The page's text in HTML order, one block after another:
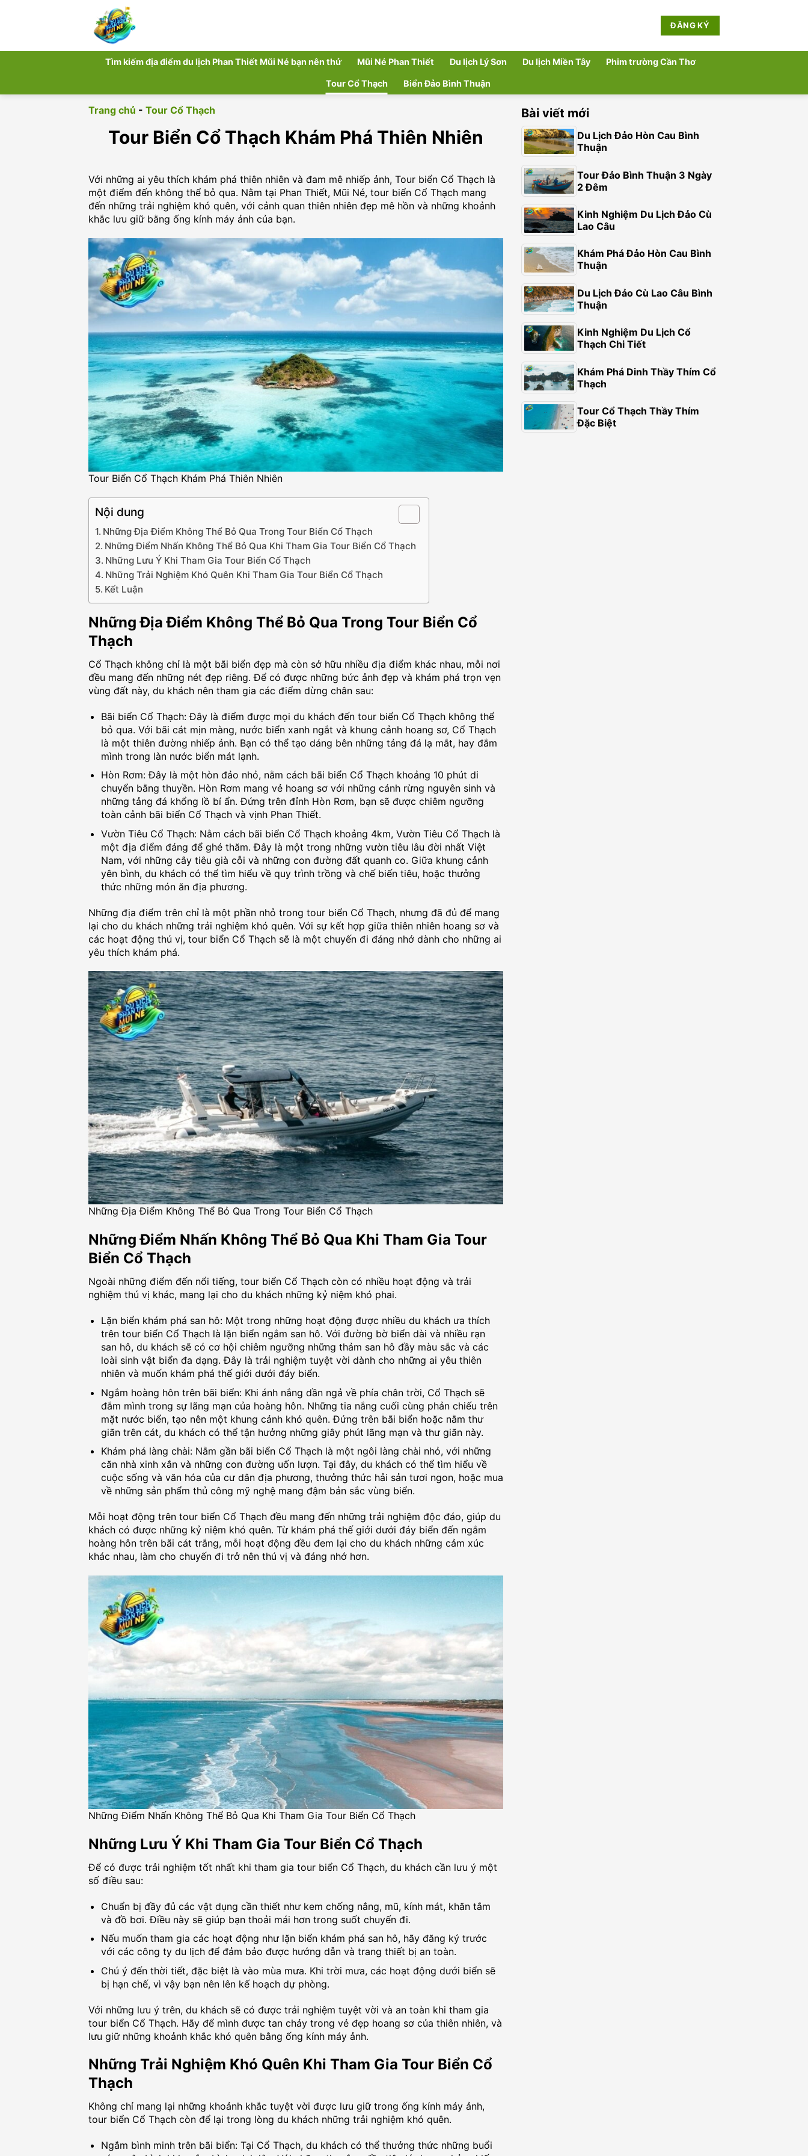
dung
ĐĂNG KÝ
Tìm kiếm địa điểm du lịch Phan Thiết Mũi Né bạn nên thử Mũi Né Phan Thiết Du lịch Lý Sơn Du lịch Miền Tây Phim trường Cần Thơ
Tour Cổ Thạch Biển Đảo Bình Thuận
Trang chủ - Tour Cổ Thạch
Tour Biển Cổ Thạch Khám Phá Thiên Nhiên
Với những ai yêu thích khám phá thiên nhiên và đam mê nhiếp ảnh, Tour biển Cổ Thạch là
một điểm đến không thể bỏ qua. Nằm tại Phan Thiết, Mũi Né, tour biển Cổ Thạch mang
đến những trải nghiệm khó quên, với cảnh quan thiên nhiên đẹp mê hồn và những khoảnh
khắc lưu giữ bằng ống kính máy ảnh của bạn.
Tour Biển Cổ Thạch Khám Phá Thiên Nhiên
Nội dung
Những Địa Điểm Không Thể Bỏ Qua Trong Tour Biển Cổ Thạch
Những Điểm Nhấn Không Thể Bỏ Qua Khi Tham Gia Tour Biển Cổ Thạch
Những Lưu Ý Khi Tham Gia Tour Biển Cổ Thạch
Những Trải Nghiệm Khó Quên Khi Tham Gia Tour Biển Cổ Thạch
Kết Luận
Những Địa Điểm Không Thể Bỏ Qua Trong Tour Biển Cổ
Thạch
Cổ Thạch không chỉ là một bãi biển đẹp mà còn sở hữu nhiều địa điểm khác nhau, mỗi nơi
đều mang đến những nét đẹp riêng. Để có được những bức ảnh đẹp và khám phá trọn vẹn
vùng đất này, du khách nên tham gia các điểm dừng chân sau:
Bãi biển Cổ Thạch: Đây là điểm được mọi du khách đến tour biển Cổ Thạch không thể
bỏ qua. Với bãi cát mịn màng, nước biển xanh ngắt và khung cảnh hoang sơ, Cổ Thạch
là một thiên đường nhiếp ảnh. Bạn có thể tạo dáng bên những tảng đá lạ mắt, hay đắm
mình trong làn nước biển mát lạnh.
Hòn Rơm: Đây là một hòn đảo nhỏ, nằm cách bãi biển Cổ Thạch khoảng 10 phút di
chuyển bằng thuyền. Hòn Rơm mang vẻ hoang sơ với những cánh rừng nguyên sinh và
những tảng đá khổng lồ bí ẩn. Đứng trên đỉnh Hòn Rơm, bạn sẽ được chiêm ngưỡng
toàn cảnh bãi biển Cổ Thạch và vịnh Phan Thiết.
Vườn Tiêu Cổ Thạch: Nằm cách bãi biển Cổ Thạch khoảng 4km, Vườn Tiêu Cổ Thạch là
một địa điểm đáng để ghé thăm. Đây là một trong những vườn tiêu lâu đời nhất Việt
Nam, với những cây tiêu già cỗi và những con đường đất quanh co. Giữa khung cảnh
yên bình, du khách có thể tìm hiểu về quy trình trồng và chế biến tiêu, hoặc thưởng
thức những món ăn địa phương.
Những địa điểm trên chỉ là một phần nhỏ trong tour biển Cổ Thạch, nhưng đã đủ để mang
lại cho du khách những trải nghiệm khó quên. Với sự kết hợp giữa thiên nhiên hoang sơ và
các hoạt động thú vị, tour biển Cổ Thạch sẽ là một chuyến đi đáng nhớ dành cho những ai
yêu thích khám phá.
Những Địa Điểm Không Thể Bỏ Qua Trong Tour Biển Cổ Thạch
Những Điểm Nhấn Không Thể Bỏ Qua Khi Tham Gia Tour
Biển Cổ Thạch
Ngoài những điểm đến nổi tiếng, tour biển Cổ Thạch còn có nhiều hoạt động và trải
nghiệm thú vị khác, mang lại cho du khách những kỷ niệm khó phai.
Lặn biển khám phá san hô: Một trong những hoạt động được nhiều du khách ưa thích
trên tour biển Cổ Thạch là lặn biển ngắm san hô. Với đường bờ biển dài và nhiều rạn
san hô, du khách sẽ có cơ hội chiêm ngưỡng những thảm san hô đầy màu sắc và các
loài sinh vật biển đa dạng. Đây là trải nghiệm tuyệt vời dành cho những ai yêu thiên
nhiên và muốn khám phá thế giới dưới đáy biển.
Ngắm hoàng hôn trên bãi biển: Khi ánh nắng dần ngả về phía chân trời, Cổ Thạch sẽ
đắm mình trong sự lãng mạn của hoàng hôn. Những tia nắng cuối cùng phản chiếu trên
mặt nước biển, tạo nên một khung cảnh khó quên. Đứng trên bãi biển hoặc nằm thư
giãn trên cát, du khách có thể tận hưởng những giây phút lãng mạn và thư giãn này.
Khám phá làng chài: Nằm gần bãi biển Cổ Thạch là một ngôi làng chài nhỏ, với những
căn nhà xinh xắn và những con đường uốn lượn. Tại đây, du khách có thể tìm hiểu về
cuộc sống và văn hóa của cư dân địa phương, thưởng thức hải sản tươi ngon, hoặc mua
về những sản phẩm thủ công mỹ nghệ mang đậm bản sắc vùng biển.
Mỗi hoạt động trên tour biển Cổ Thạch đều mang đến những trải nghiệm độc đáo, giúp du
khách có được những kỷ niệm khó quên. Từ khám phá thế giới dưới đáy biển đến ngắm
hoàng hôn trên bãi cát trắng, mỗi hoạt động đều đem lại cho du khách những cảm xúc
khác nhau, làm cho chuyến đi trở nên thú vị và đáng nhớ hơn.
Những Điểm Nhấn Không Thể Bỏ Qua Khi Tham Gia Tour Biển Cổ Thạch
Những Lưu Ý Khi Tham Gia Tour Biển Cổ Thạch
Để có được trải nghiệm tốt nhất khi tham gia tour biển Cổ Thạch, du khách cần lưu ý một
số điều sau:
Chuẩn bị đầy đủ các vật dụng cần thiết như kem chống nắng, mũ, kính mát, khăn tắm
và đồ bơi. Điều này sẽ giúp bạn thoải mái hơn trong suốt chuyến đi.
Nếu muốn tham gia các hoạt động như lặn biển khám phá san hô, hãy đăng ký trước
với các công ty du lịch để đảm bảo được hướng dẫn và trang thiết bị an toàn.
Chú ý đến thời tiết, đặc biệt là vào mùa mưa. Khi trời mưa, các hoạt động dưới biển sẽ
bị hạn chế, vì vậy bạn nên lên kế hoạch dự phòng.
Với những lưu ý trên, du khách sẽ có được trải nghiệm tuyệt vời và an toàn khi tham gia
tour biển Cổ Thạch. Hãy để mình được tan chảy trong vẻ đẹp hoang sơ của thiên nhiên, và
lưu giữ những khoảnh khắc khó quên bằng ống kính máy ảnh.
Những Trải Nghiệm Khó Quên Khi Tham Gia Tour Biển Cổ
Thạch
Không chỉ mang lại những khoảnh khắc tuyệt vời được lưu giữ trong ống kính máy ảnh,
tour biển Cổ Thạch còn để lại trong lòng du khách những trải nghiệm khó quên.
Ngắm bình minh trên bãi biển: Tại Cổ Thạch, du khách có thể thưởng thức những buổi
Bài viết mới
Du Lịch Đảo Hòn Cau Bình
Thuận
Tour Đảo Bình Thuận 3 Ngày
2 Đêm
Kinh Nghiệm Du Lịch Đảo Cù
Lao Câu
Khám Phá Đảo Hòn Cau Bình
Thuận
Du Lịch Đảo Cù Lao Câu Bình
Thuận
Kinh Nghiệm Du Lịch Cổ
Thạch Chi Tiết
Khám Phá Dinh Thầy Thím Cổ
Thạch
Tour Cổ Thạch Thầy Thím
Đặc Biệt